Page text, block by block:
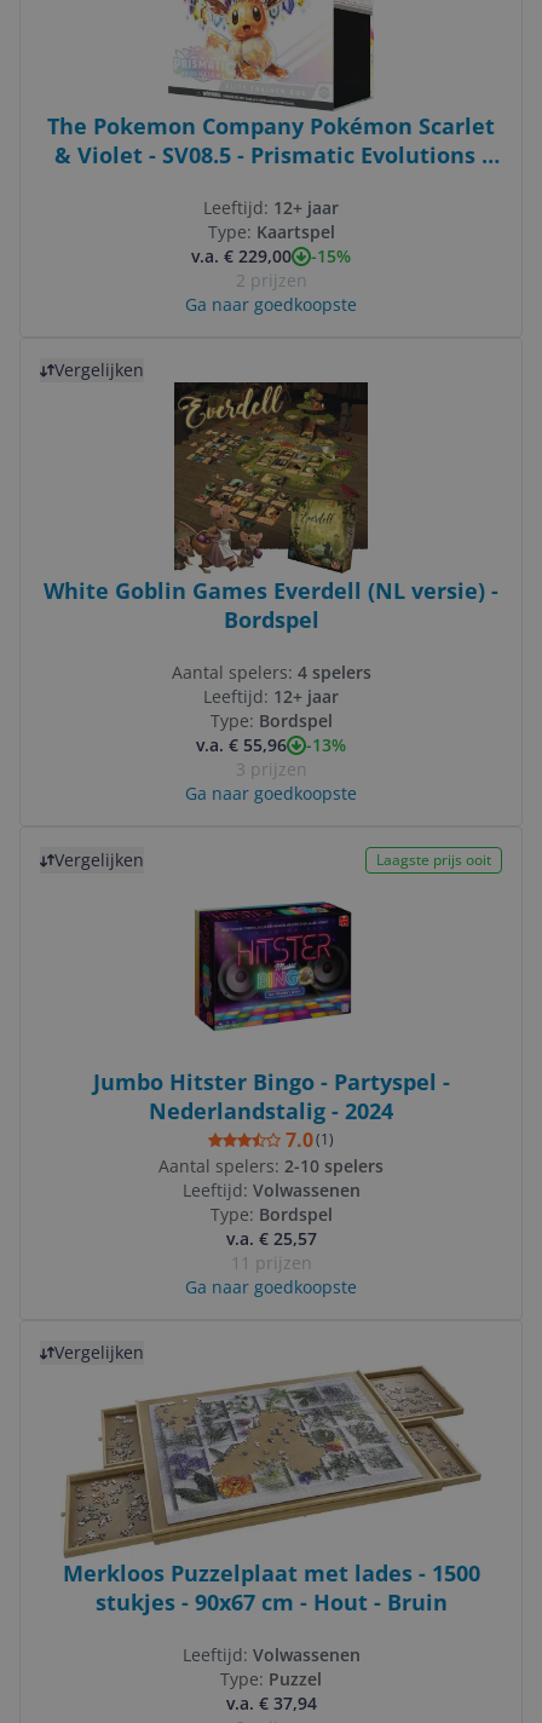
The Pokemon Company Pokémon Scarlet
& Violet - SV08.5 - Prismatic Evolutions -
Leeftijd: 12+ jaar
Type: Kaartspel
v.a. € 229,00
-15%
2 prijzen
Ga naar goedkoopste
Vergelijken
White Goblin Games Everdell (NL versie) -
Bordspel
Aantal spelers: 4 spelers
Leeftijd: 12+ jaar
Type: Bordspel
v.a. € 55,96
-13%
3 prijzen
Ga naar goedkoopste
Vergelijken Laagste prijs ooit
Jumbo Hitster Bingo - Partyspel -
Nederlandstalig - 2024
7.0(1)
Aantal spelers: 2-10 spelers
Leeftijd: Volwassenen
Type: Bordspel
v.a. € 25,57
11 prijzen
Ga naar goedkoopste
Vergelijken
Merkloos Puzzelplaat met lades - 1500
stukjes - 90x67 cm - Hout - Bruin
Leeftijd: Volwassenen
Type: Puzzel
v.a. € 37,94